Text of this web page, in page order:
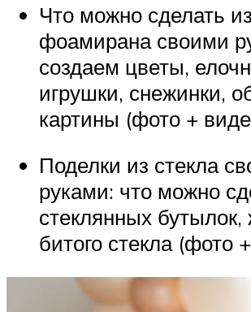
Что можно сделать из
фоамирана своими
создаем цветы,
игрушки, снежинки,
картины (фото +
Поделки из стекла
руками: что можно
стеклянных бутылок,
битого стекла (фото